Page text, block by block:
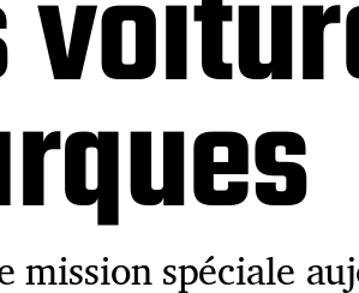
mission spéciale